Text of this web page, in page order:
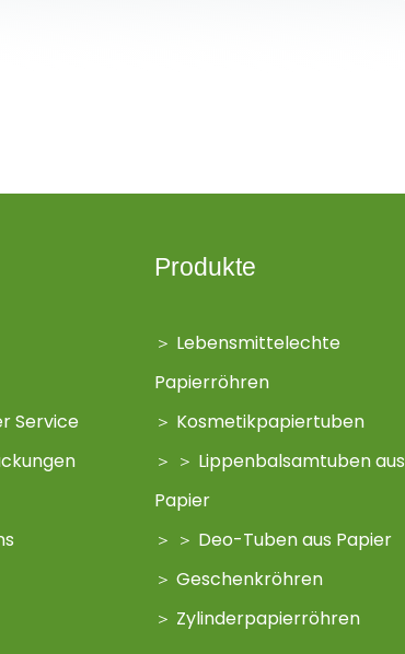
Service
Produkte
＞ Lebensmittelechte
Papierröhren
＞ Kosmetikpapiertuben
＞ ＞ Lippenbalsamtuben aus
Papier
＞ ＞ Deo-Tuben aus Papier
＞Geschenkröhren
＞ Zylinderpapierröhren